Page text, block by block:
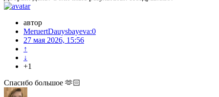
автор
MeruertDauysbayeva:0
27 мая 2026, 15:56
↑
↓
+1
Спасибо большое 🫶🏻